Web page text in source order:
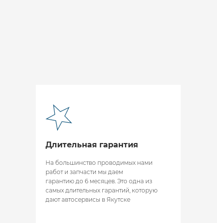
Длительная гарантия
На большинство проводимых нами
работ и запчасти мы даем
гарантию до 6 месяцев. Это одна из
самых длительных гарантий, которую
дают автосервисы в Якутске